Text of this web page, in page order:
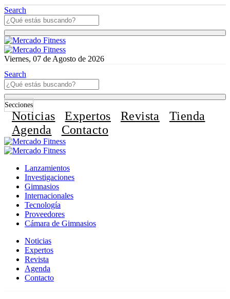
Search
Viernes, 07 de Agosto de 2026
Search
Secciones
Noticias Expertos Revista
Tienda
Agenda
Contacto
Lanzamientos
Investigaciones
Gimnasios
Internacionales
Tecnología
Proveedores
Cámara de Gimnasios
Noticias
Expertos
Revista
Agenda
Contacto